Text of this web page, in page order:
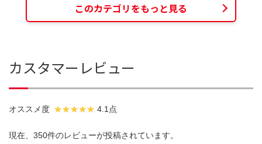
このカテゴリをもっと見る
カスタマーレビュー
オススメ度 4.1点
現在、350件のレビューが投稿されています。